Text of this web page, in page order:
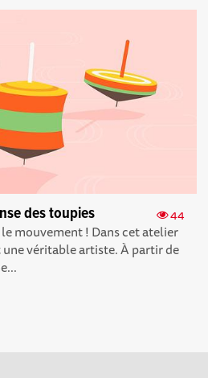
44
des toupies
mouvement ! Dans cet atelier
véritable artiste. À partir de